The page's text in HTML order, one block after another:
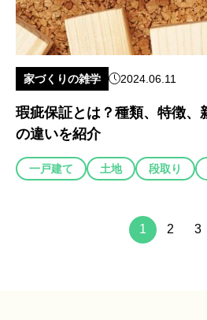
家づくりの雑学 2024.06.11
瑕疵保証とは？種類、特徴、
の違いを紹介
一戸建て 土地 段取り
1 2 3